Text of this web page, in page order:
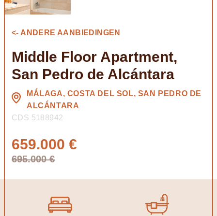
<- ANDERE AANBIEDINGEN
Middle Floor Apartment,
San Pedro de Alcántara
MÁLAGA, COSTA DEL SOL, SAN PEDRO DE
ALCÁNTARA
CDS 5188942
659.000 €
695.000 €